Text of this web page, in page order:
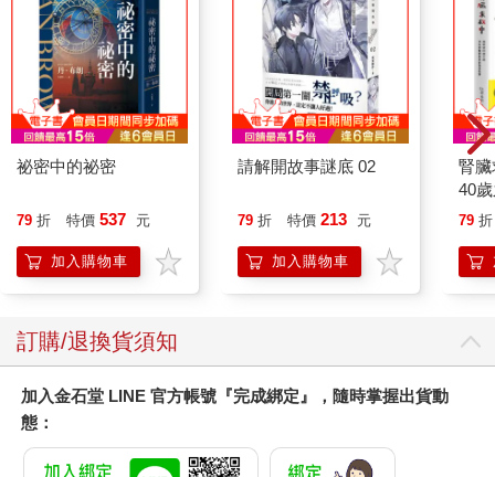
祕密中的祕密
79 折 特價 537 元
加入購物車
請解開故事謎底 02
79 折 特價 213 元
加入購物車
腎
40
就
79 折
訂購/退換貨須知
加入金石堂 LINE 官方帳號『完成綁定』，隨時掌握出貨動
態：